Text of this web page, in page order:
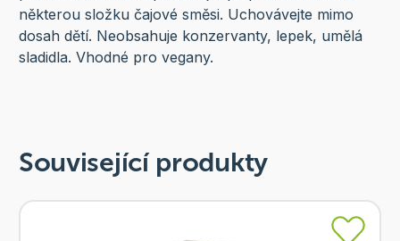
některou složku čajové směsi. Uchovávejte mimo
dosah dětí. Neobsahuje konzervanty, lepek, umělá
sladidla. Vhodné pro vegany.
Související produkty